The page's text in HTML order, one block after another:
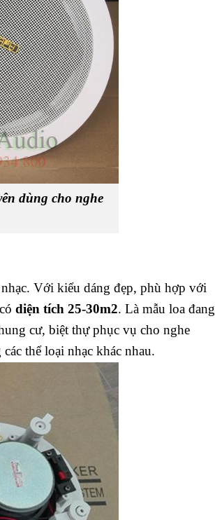
dùng cho nghe
Với kiểu dáng đẹp, phù hợp với
diện tích 25-30m2. Là mẫu loa đang
cư, biệt thự phục vụ cho nghe
thể loại nhạc khác nhau.